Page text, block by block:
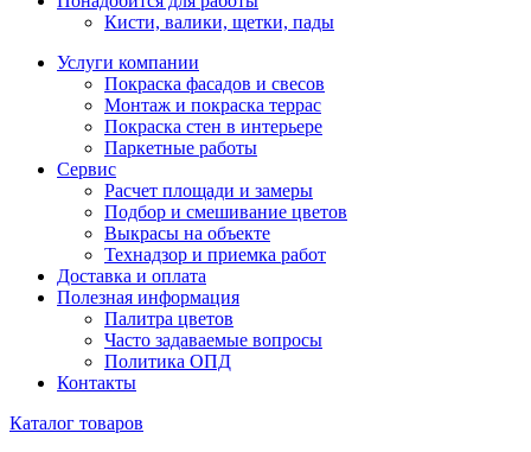
Кисти, валики, щетки, пады
Услуги компании
Покраска фасадов и свесов
Монтаж и покраска террас
Покраска стен в интерьере
Паркетные работы
Сервис
Расчет площади и замеры
Подбор и смешивание цветов
Выкрасы на объекте
Технадзор и приемка работ
Доставка и оплата
Полезная информация
Палитра цветов
Часто задаваемые вопросы
Политика ОПД
Контакты
Каталог товаров